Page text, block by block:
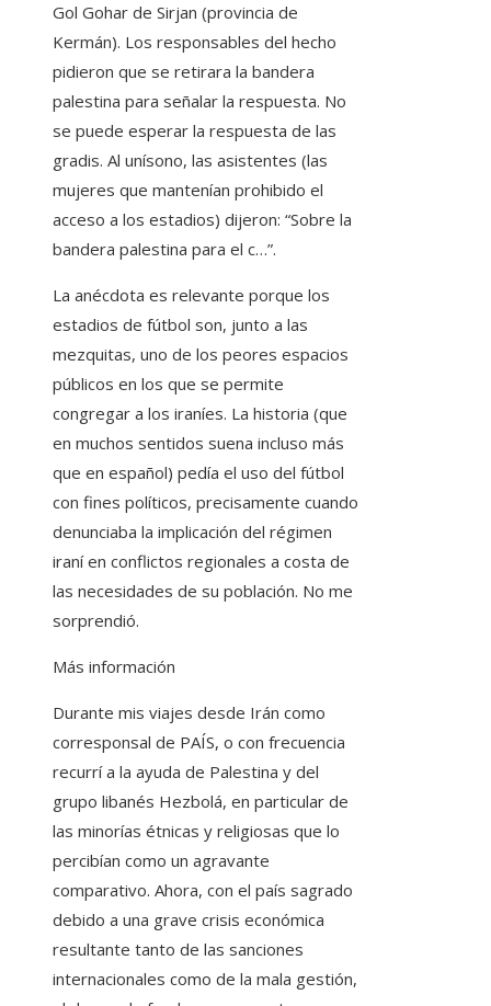
Gol Gohar de Sirjan (provincia de
Kermán). Los responsables del hecho
pidieron que se retirara la bandera
palestina para señalar la respuesta. No
se puede esperar la respuesta de las
gradis. Al unísono, las asistentes (las
mujeres que mantenían prohibido el
acceso a los estadios) dijeron: “Sobre la
bandera palestina para el c…”.
La anécdota es relevante porque los
estadios de fútbol son, junto a las
mezquitas, uno de los peores espacios
públicos en los que se permite
congregar a los iraníes. La historia (que
en muchos sentidos suena incluso más
que en español) pedía el uso del fútbol
con fines políticos, precisamente cuando
denunciaba la implicación del régimen
iraní en conflictos regionales a costa de
las necesidades de su población. No me
sorprendió.
Más información
Durante mis viajes desde Irán como
corresponsal de PAÍS, o con frecuencia
recurrí a la ayuda de Palestina y del
grupo libanés Hezbolá, en particular de
las minorías étnicas y religiosas que lo
percibían como un agravante
comparativo. Ahora, con el país sagrado
debido a una grave crisis económica
resultante tanto de las sanciones
internacionales como de la mala gestión,